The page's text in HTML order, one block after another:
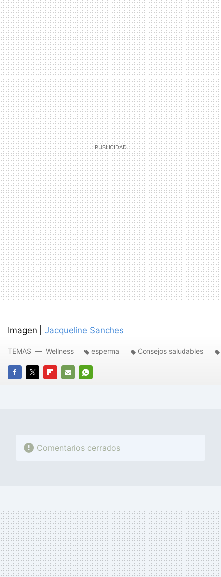
Imagen | Jacqueline Sanches
FACEBOOK
TWITTERFLIPBOARD
E-
WHATSAPP
TEMAS Wellness esperma Consejos saludables
Comentarios cerrados